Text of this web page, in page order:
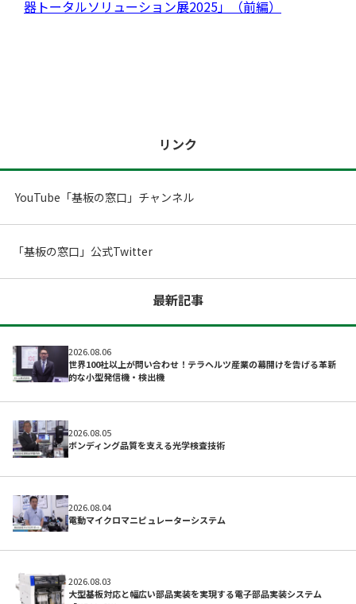
開発サポートのお願い
器トータルソリューション展2025」（前編）
リンク
YouTube「基板の窓口」チャンネル
「基板の窓口」公式Twitter
最新記事
2026.08.06
世界100社以上が問い合わせ！テラヘルツ産業の幕開けを告げる革新
的な小型発信機・検出機
2026.08.05
ボンディング品質を支える光学検査技術
2026.08.04
電動マイクロマニピュレーターシステム
2026.08.03
大型基板対応と幅広い部品実装を実現する電子部品実装システム